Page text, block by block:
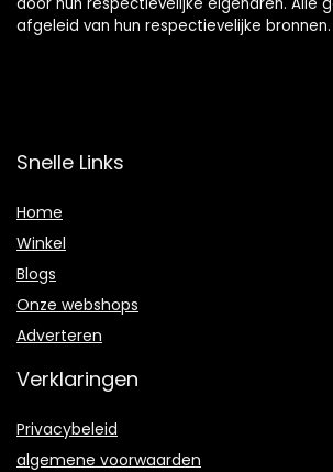
afgeleid van hun respectievelijke bronnen.
Snelle Links
Home
Winkel
Blogs
Onze webshops
Adverteren
Verklaringen
Privacybeleid
algemene voorwaarden